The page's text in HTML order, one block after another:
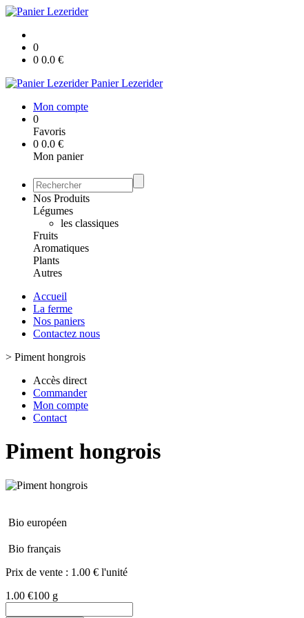
0
0 0.0 €
Panier Lezerider
Mon compte
0
Favoris
0 0.0 €
Mon panier
Nos Produits
Légumes
les classiques
Fruits
Aromatiques
Plants
Autres
Accueil
La ferme
Nos paniers
Contactez nous
> Piment hongrois
Accès direct
Commander
Mon compte
Contact
Piment hongrois
Bio européen
Bio français
Prix de vente : 1.00 € l'unité
1.00 €100 g